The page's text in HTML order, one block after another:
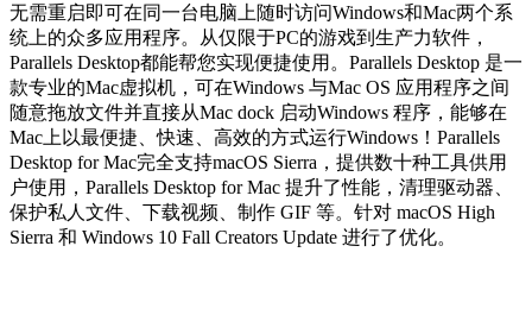
无需重启即可在同一台电脑上随时访问Windows和Mac两个系
统上的众多应用程序。从仅限于PC的游戏到生产力软件，
Parallels Desktop都能帮您实现便捷使用。Parallels Desktop 是一
款专业的Mac虚拟机，可在Windows 与Mac OS 应用程序之间
随意拖放文件并直接从Mac dock 启动Windows 程序，能够在
Mac上以最便捷、快速、高效的方式运行Windows！Parallels
Desktop for Mac完全支持macOS Sierra，提供数十种工具供用
户使用，Parallels Desktop for Mac 提升了性能，清理驱动器、
保护私人文件、下载视频、制作 GIF 等。针对 macOS High
Sierra 和 Windows 10 Fall Creators Update 进行了优化。